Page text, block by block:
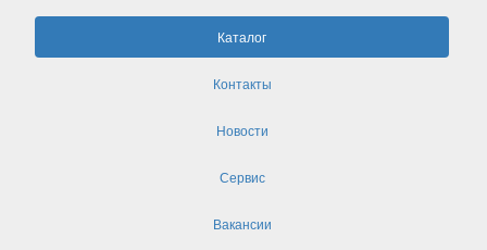
Каталог
Контакты
Новости
Сервис
Вакансии